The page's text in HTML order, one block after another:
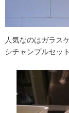
人気なのはガラス
シチャンプルセット